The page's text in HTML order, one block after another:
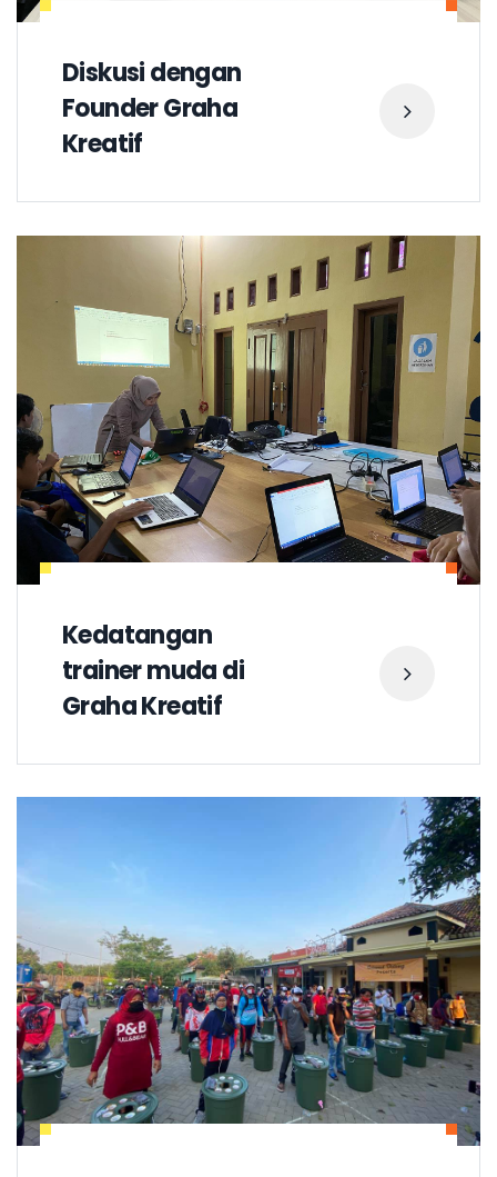
Diskusi dengan
Founder Graha
Kreatif
Kedatangan
trainer muda di
Graha Kreatif